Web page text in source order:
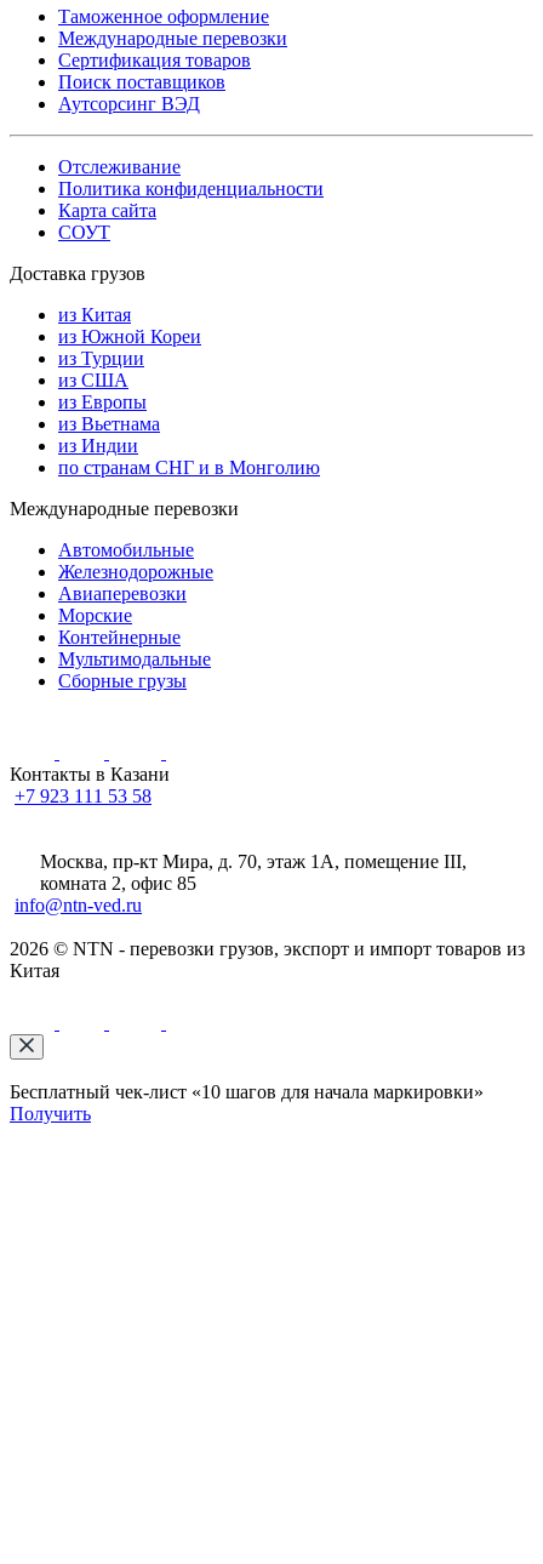
Таможенное оформление
Международные перевозки
Сертификация товаров
Поиск поставщиков
Аутсорсинг ВЭД
Отслеживание
Политика конфиденциальности
Карта сайта
СОУТ
Доставка грузов
из Китая
из Южной Кореи
из Турции
из США
из Европы
из Вьетнама
из Индии
по странам СНГ и в Монголию
Международные перевозки
Автомобильные
Железнодорожные
Авиаперевозки
Морские
Контейнерные
Мультимодальные
Сборные грузы
Контакты в Казани
+7 923 111 53 58
Москва, пр-кт Мира, д. 70, этаж 1А, помещение III,
комната 2, офис 85
info@ntn-ved.ru
2026 © NTN - перевозки грузов, экспорт и импорт товаров из
Китая
Бесплатный чек-лист «10 шагов для начала маркировки»
Получить